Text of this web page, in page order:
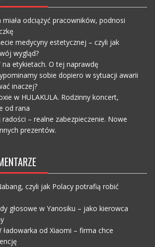
odciążyć pracowników, podnosi
medycyny estetycznej – czyli jak
wygląd?
na etykietach. O tej naprawdę
sobie dopiero w sytuacji awarii
inaczej?
w HULAKULA. Rodzinny koncert,
od rana
– realne zabezpieczenie. Nowe
prezentów.
czyli jak Polacy potrafią robić
głosowe w Yanosiku – jako kierowca
ładowarka od Xiaomi – firma chce